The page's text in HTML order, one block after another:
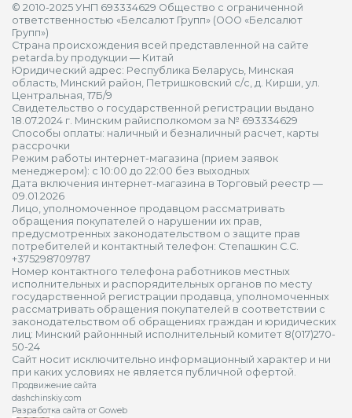
© 2010-2025 УНП 693334629 Общество с ограниченной
ответственностью «Белсалют Групп» (ООО «Белсалют
Групп»)
Страна происхождения всей представленной на сайте
petarda.by продукции — Китай
Юридический адрес: Республика Беларусь, Минская
область, Минский район, Петришковский с/с, д. Кирши, ул.
Центральная, 17Б/9
Свидетельство о государственной регистрации выдано
18.07.2024 г. Минским райисполкомом за № 693334629
Способы оплаты: наличный и безналичный расчет, карты
рассрочки
Режим работы интернет-магазина (прием заявок
менеджером): с 10:00 до 22:00 без выходных
Дата включения интернет-магазина в Торговый реестр —
09.01.2026
Лицо, уполномоченное продавцом рассматривать
обращения покупателей о нарушении их прав,
предусмотренных законодательством о защите прав
потребителей и контактный телефон: Степашкин С.С.
+375298709787
Номер контактного телефона работников местных
исполнительных и распорядительных органов по месту
государственной регистрации продавца, уполномоченных
рассматривать обращения покупателей в соответствии с
законодательством об обращениях граждан и юридических
лиц: Минский районнный исполнительный комитет 8(017)270-
50-24
Сайт носит исключительно информационный характер и ни
при каких условиях не является публичной офертой.
Продвижение сайта
dashchinskiy.com
Разработка сайта от Goweb